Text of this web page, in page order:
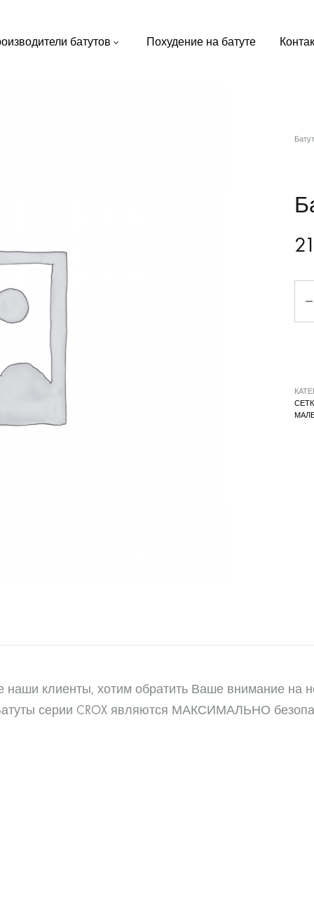
батутов Похудение на батуте
наши клиенты, хотим обратить Ваше внимание на
серии CROX являются МАКСИМАЛЬНО